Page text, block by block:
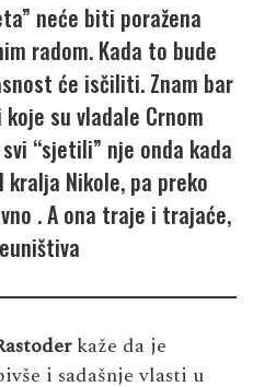
neće biti poražena
radom. Kada to bude
će isčiliti. Znam bar
su vladale Crnom
“sjetili” nje onda kada
kralja Nikole, pa preko
. A ona traje i trajaće,
kaže da je
i sadašnje vlasti u